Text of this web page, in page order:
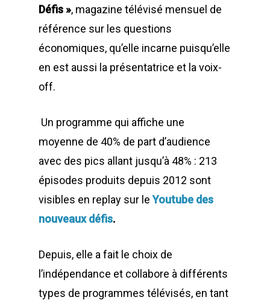
Défis », magazine télévisé mensuel de
référence sur les questions
économiques, qu’elle incarne puisqu’elle
en est aussi la présentatrice et la voix-
off.
Un programme qui affiche une
moyenne de 40% de part d’audience
avec des pics allant jusqu’à 48% : 213
épisodes produits depuis 2012 sont
visibles en replay sur leYoutube des
nouveaux défis.
Depuis, elle a fait le choix de
l’indépendance et collabore à différents
types de programmes télévisés, en tant